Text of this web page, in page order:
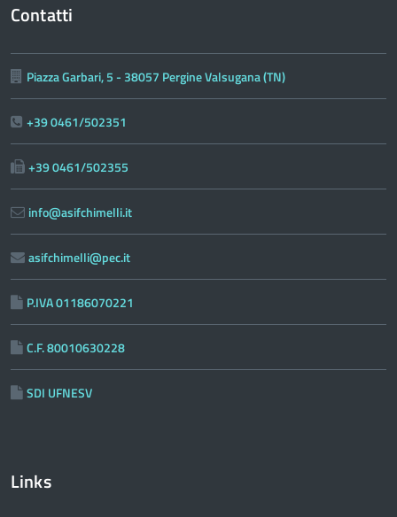
Contatti
Piazza Garbari, 5 - 38057 Pergine Valsugana (TN)
+39 0461/502351
+39 0461/502355
info@asifchimelli.it
asifchimelli@pec.it
P.IVA 01186070221
C.F. 80010630228
SDI UFNESV
Links